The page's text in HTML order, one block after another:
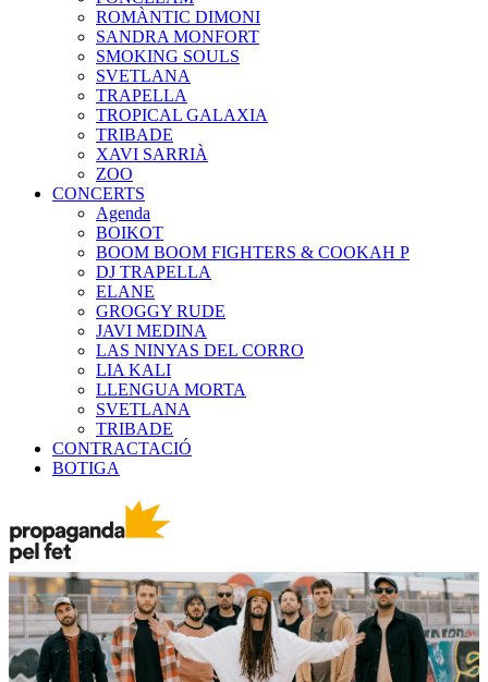
ROMÀNTIC DIMONI
SANDRA MONFORT
SMOKING SOULS
SVETLANA
TRAPELLA
TROPICAL GALAXIA
TRIBADE
XAVI SARRIÀ
ZOO
CONCERTS
Agenda
BOIKOT
BOOM BOOM FIGHTERS & COOKAH P
DJ TRAPELLA
ELANE
GROGGY RUDE
JAVI MEDINA
LAS NINYAS DEL CORRO
LIA KALI
LLENGUA MORTA
SVETLANA
TRIBADE
CONTRACTACIÓ
BOTIGA